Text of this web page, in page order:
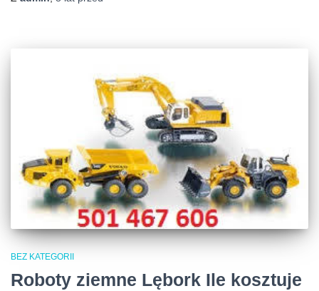
BEZ KATEGORII
Roboty ziemne Lębork Ile kosztuje